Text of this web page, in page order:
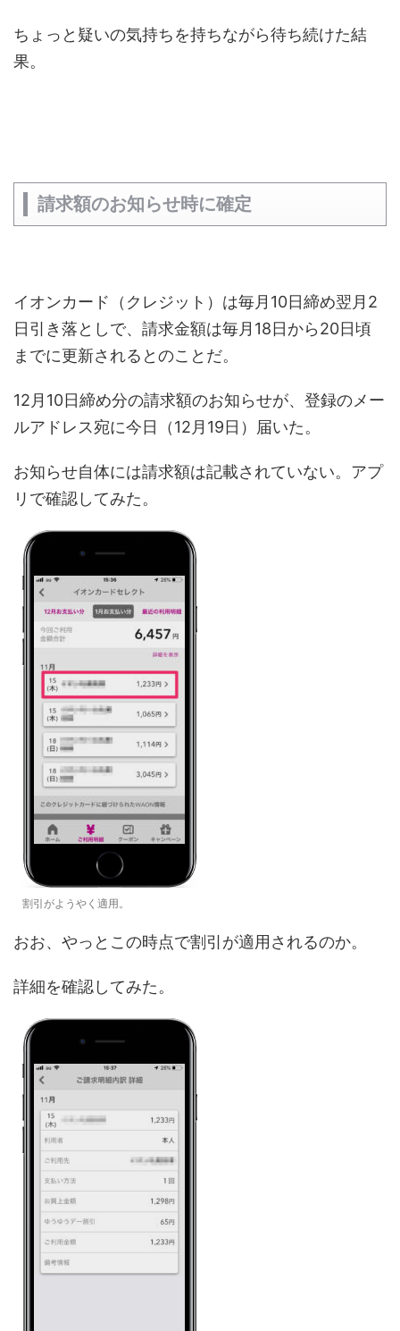
ちょっと疑いの気持ちを持ちながら待ち続けた結
果。
請求額のお知らせ時に確定
イオンカード（クレジット）は毎月10日締め翌月2
日引き落としで、請求金額は毎月18日から20日頃
までに更新されるとのことだ。
12月10日締め分の請求額のお知らせが、登録のメー
ルアドレス宛に今日（12月19日）届いた。
お知らせ自体には請求額は記載されていない。アプ
リで確認してみた。
割引がようやく適用。
おお、やっとこの時点で割引が適用されるのか。
詳細を確認してみた。